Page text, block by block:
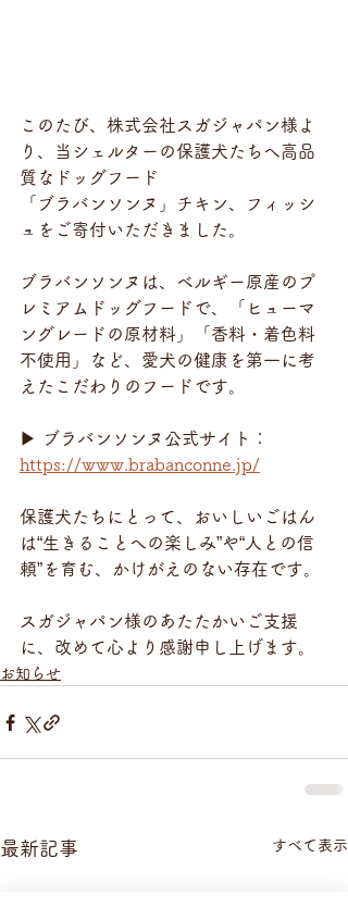
このたび、株式会社スガジャパン様よ
り、当シェルターの保護犬たちへ高品
質なドッグフード
「ブラバンソンヌ」チキン、フィッシ
ュをご寄付いただきました。
ブラバンソンヌは、ベルギー原産のプ
レミアムドッグフードで、「ヒューマ
ングレードの原材料」「香料・着色料
不使用」など、愛犬の健康を第一に考
えたこだわりのフードです。
▶ ブラバンソンヌ公式サイト：
https://www.brabanconne.jp/
保護犬たちにとって、おいしいごはん
は“生きることへの楽しみ”や“人との信
頼”を育む、かけがえのない存在です。
スガジャパン様のあたたかいご支援
に、改めて心より感謝申し上げます。
お知らせ
最新記事 すべて表示